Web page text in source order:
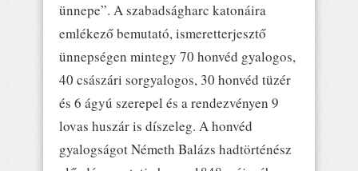
ünnepe”. A szabadságharc katonáira
emlékező bemutató, ismeretterjesztő
ünnepségen mintegy 70 honvéd gyalogos,
40 császári sorgyalogos, 30 honvéd tüzér
és 6 ágyú szerepel és a rendezvényen 9
lovas huszár is díszeleg. A honvéd
gyalogságot Németh Balázs hadtörténész